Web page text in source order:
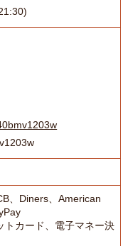
、Diners、American
トカード、電子マネー決